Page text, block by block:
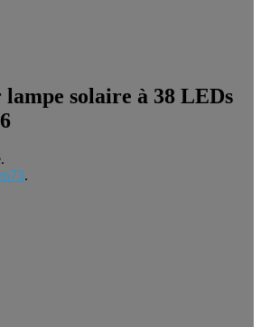
solaire à 38 LEDs
.